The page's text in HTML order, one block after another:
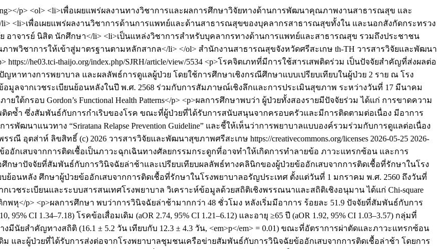
p> <ol> <li>เพื่อเผยแพร่ผลงานทางวิชาการและผลการศึกษาวิจัยทางด้านการพัฒนาคุณภาพงานสาธารณสุข และ
<li>เพื่อเผยแพร่ผลงานวิชาการด้านการแพทย์และด้านสาธารณสุขของบุคลากรสาธารณสุขทั้งใน และนอกสังกัดกระทรวง
อาจารย์ นิสิต นักศึกษา</li> <li>เป็นแหล่งวิชาการสำหรับบุคลากรทางด้านการแพทย์และสาธารณสุข รวมถึงประชาชน
พวิชาการให้เข้าสู่มาตรฐานตามหลักสากล</li> </ol> สำนักงานสาธารณสุขจังหวัดศรีสะเกษ th-TH วารสารวิจัยและพัฒนา
https://he03.tci-thaijo.org/index.php/SJRH/article/view/5534 <p>โรคจิตเภทที่มีการใช้สารเสพติดร่วม เป็นปัจจัยสำคัญที่ส่งผลต่อ
ญหาทางการพยาบาล และผลลัพธ์การดูแลผู้ป่วย โดยใช้การศึกษาเชิงกรณีศึกษาแบบเปรียบเทียบในผู้ป่วย 2 ราย ณ โรง
มูลจากเวชระเบียนย้อนหลังในปี พ.ศ. 2568 ร่วมกับการสัมภาษณ์เชิงลึกและการประเมินสุขภาพ ระหว่างวันที่ 17 มีนาคม
ยใต้กรอบ Gordon’s Functional Health Patterns</p> <p>ผลการศึกษาพบว่า ผู้ป่วยทั้งสองรายมีปัจจัยร่วม ได้แก่ การขาดความ
ดซ้ำ ซึ่งสัมพันธ์กับการกำเริบของโรค ขณะที่ผู้ป่วยที่ได้รับการสนับสนุนจากครอบครัวและมีการติดตามต่อเนื่อง มีอาการ
พัฒนาแนวทาง “Sriratana Relapse Prevention Guideline” และชี้ให้เห็นว่าการพยาบาลแบบองค์รวมร่วมกับการดูแลต่อเนื่อง
รรณี อุตส่าห์ ลิขสิทธิ์ (c) 2026 วารสารวิจัยและพัฒนาสุขภาพศรีสะเกษ https://creativecommons.org/licenses 2026-05-25 2026-
ออักเสบจากการติดเชื้อเป็นภาวะฉุกเฉินทางศัลยกรรมกระดูกที่อาจทำให้เกิดการทำลายข้อ ภาวะแทรกซ้อน และการ
ษาปัจจัยที่สัมพันธ์กับการวินิจฉัยล่าช้าและเปรียบเทียบผลลัพธ์ทางคลินิกของผู้ป่วยข้ออักเสบจากการติดเชื้อที่รักษาในโรง
ย้อนหลัง ศึกษาผู้ป่วยข้ออักเสบจากการติดเชื้อที่รักษาในโรงพยาบาลอรัญประเทศ ตั้งแต่วันที่ 1 มกราคม พ.ศ. 2560 ถึงวันที่
วชระเบียนและระบบสารสนเทศโรงพยาบาล วิเคราะห์ข้อมูลด้วยสถิติเชิงพรรณนาและสถิติเชิงอนุมาน ได้แก่ Chi-square
จิสติกพหุ</p> <p>ผลการศึกษา พบว่าการวินิจฉัยล่าช้ามากกว่า 48 ชั่วโมง หลังเริ่มมีอาการ ร้อยละ 51.9 ปัจจัยที่สัมพันธ์กับการ
CI 1.34–7.18) โรคข้อเสื่อมเดิม (aOR 2.74, 95% CI 1.21–6.12) และอายุ ≥65 ปี (aOR 1.92, 95% CI 1.03–3.57) กลุ่มที่
นัยสำคัญทางสถิติ (16.1 ± 5.2 วัน เทียบกับ 12.3 ± 4.3 วัน, <em>p</em> = 0.01) ขณะที่อัตราการผ่าตัดและภาวะแทรกซ้อน
และผู้ป่วยที่ได้รับการส่งต่อจากโรงพยาบาลชุมชนเครือข่ายสัมพันธ์กับการวินิจฉัยข้ออักเสบจากการติดเชื้อล่าช้า โดยการ